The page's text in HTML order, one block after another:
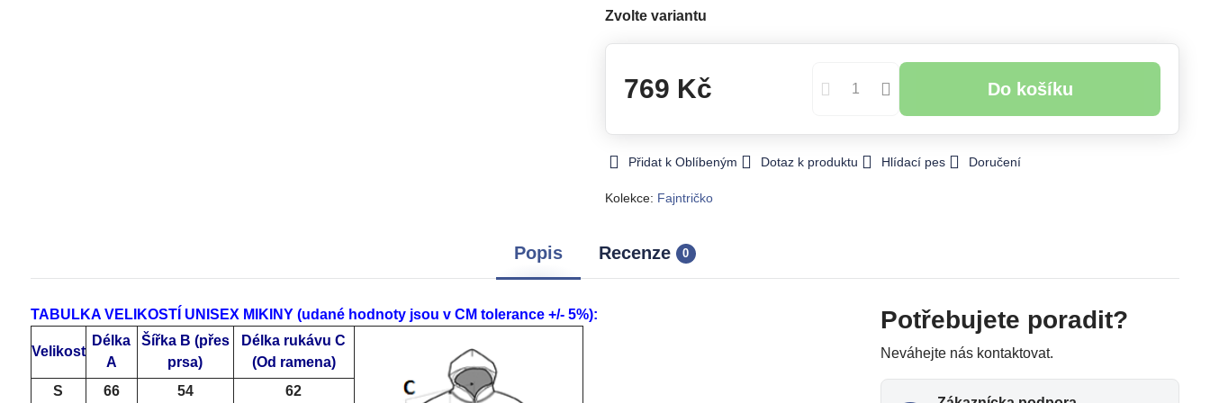
Zvolte variantu
769 Kč Do košíku
Přidat k Oblíbeným Dotaz k produktu Hlídací pes Doručení
Kolekce: Fajntričko
Popis Recenze 0
TABULKA VELIKOSTÍ UNISEX MIKINY (udané hodnoty jsou v CM tolerance +/- 5%):
Velikost
Délka
A
Šířka B (přes
prsa)
Délka rukávu C
(Od ramena)
S
66 54
62
Potřebujete poradit?
Neváhejte nás kontaktovat.